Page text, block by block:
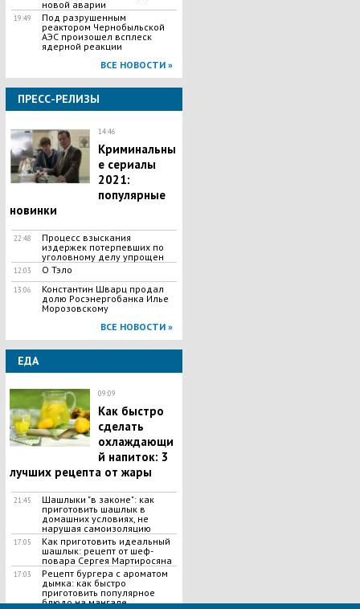
новой аварии
19:49
Под разрушенным
реактором Чернобыльской
АЭС произошел всплеск
ядерной реакции
ВСЕ НОВОСТИ »
ПРЕСС-РЕЛИЗЫ
14:46
Криминальны
е сериалы
2021:
популярные
новинки
22:48
Процесс взыскания
издержек потерпевших по
уголовному делу упрощен
12:03 О Тэло
13:06
Константин Шварц продал
долю Росэнергобанка Илье
Морозовскому
ВСЕ НОВОСТИ »
ЕДА
09:09
Как быстро
сделать
охлаждающи
й напиток: 3
лучших рецепта от жары
21:45
Шашлыки "в законе": как
приготовить шашлык в
домашних условиях, не
нарушая самоизоляцию
17:05
Как приготовить идеальный
шашлык​: рецепт от шеф-
повара Сергея Мартиросяна
17:03
Рецепт бургера с ароматом
дымка: как быстро
приготовить популярное
блюдо на мангале